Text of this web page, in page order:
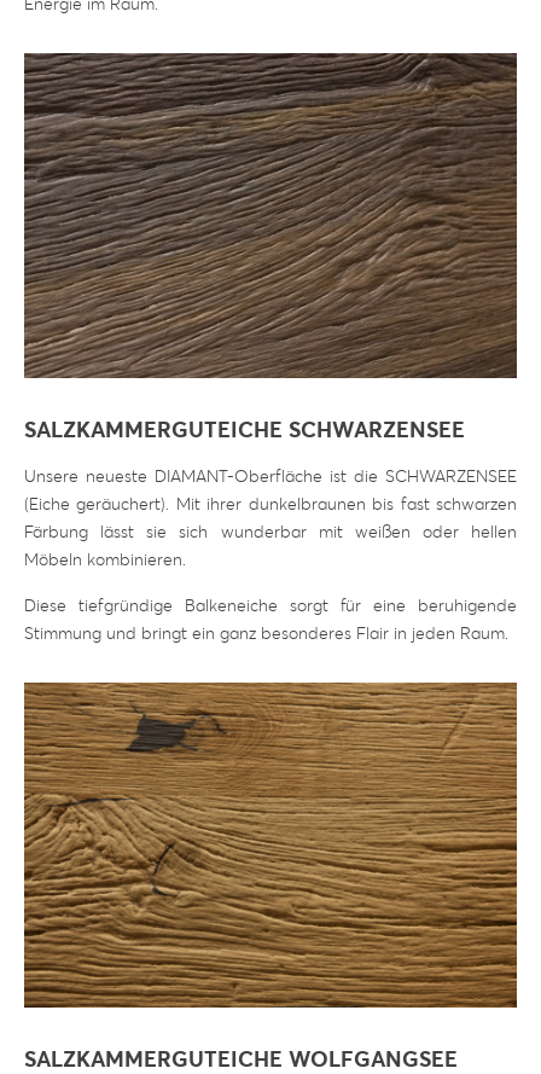
SALZKAMMERGUTEICHE SCHWARZENSEE
Unsere neueste DIAMANT-Oberfläche ist die SCHWARZENSEE
(Eiche geräuchert). Mit ihrer dunkelbraunen bis fast schwarzen
Färbung lässt sie sich wunderbar mit weißen oder hellen
Möbeln kombinieren.
Diese tiefgründige Balkeneiche sorgt für eine beruhigende
Stimmung und bringt ein ganz besonderes Flair in jeden Raum.
SALZKAMMERGUTEICHE WOLFGANGSEE